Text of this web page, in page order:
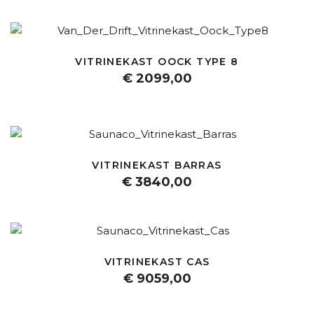
VITRINEKAST OOCK TYPE 8
€ 2099,00
VITRINEKAST BARRAS
€ 3840,00
VITRINEKAST CAS
€ 9059,00